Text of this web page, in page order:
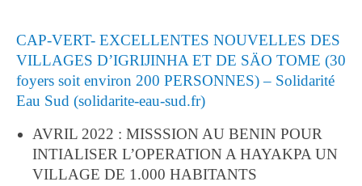
CAP-VERT- EXCELLENTES NOUVELLES DES
VILLAGES D’IGRIJINHA ET DE SÄO TOME (30
foyers soit environ 200 PERSONNES) – Solidarité
Eau Sud (solidarite-eau-sud.fr)
AVRIL 2022 : MISSSION AU BENIN POUR
INTIALISER L’OPERATION A HAYAKPA UN
VILLAGE DE 1.000 HABITANTS